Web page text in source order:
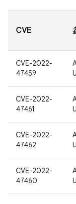
CVE
CVE-2022-
47459
CVE-2022-
47461
CVE-2022-
47462
CVE-2022-
47460